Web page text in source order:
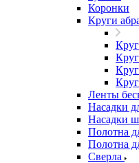
Коронки
Круги
Ленты
Насадки
Насадки
Полотна
Полотна
Сверла